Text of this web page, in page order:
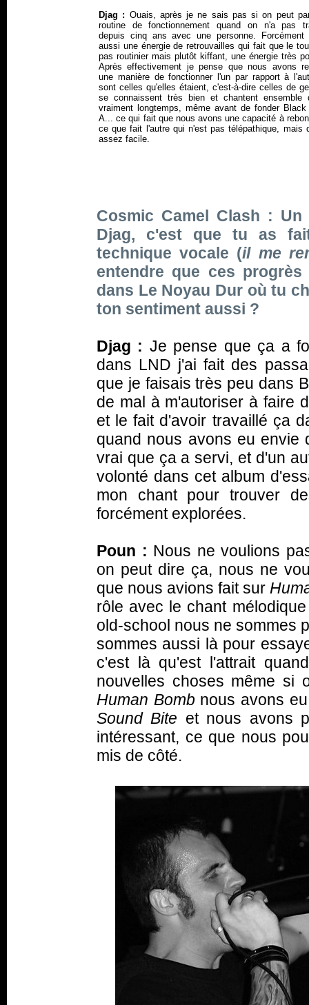
Djag : Ouais, après je ne sais pas si on peut
routine de fonctionnement quand on n'a pas
depuis cinq ans avec une personne.
aussi une énergie de retrouvailles qui fait que le
pas routinier mais plutôt kiffant, une énergie très
Après effectivement je pense que nous avons
une manière de fonctionner l'un par rapport à
sont celles qu'elles étaient, c'est-à-dire celles de
se connaissent très bien et chantent ensemble
vraiment longtemps, même avant de fonder Black
A... ce qui fait que nous avons une capacité à
ce que fait l'autre qui n'est pas télépathique, mais
assez facile.
Cosmic Camel Clash :
Djag, c'est que tu as
technique vocale (il me
entendre que ces
dans Le Noyau Dur où tu
ton sentiment aussi ?
Djag : Je pense que ça a
dans LND j'ai fait des
que je faisais très peu dans
de mal à m'autoriser à faire
et le fait d'avoir travaillé ça
quand nous avons eu envie
vrai que ça a servi, et d'un
volonté dans cet album
mon chant pour trouver
forcément explorées.
Poun : Nous ne voulions
on peut dire ça, nous ne
que nous avions fait sur
rôle avec le chant
old-school nous ne sommes
sommes aussi là pour
c'est là qu'est l'attrait
nouvelles choses même si
Human Bomb nous avons
Sound Bite et nous avons
intéressant, ce que nous
mis de côté.